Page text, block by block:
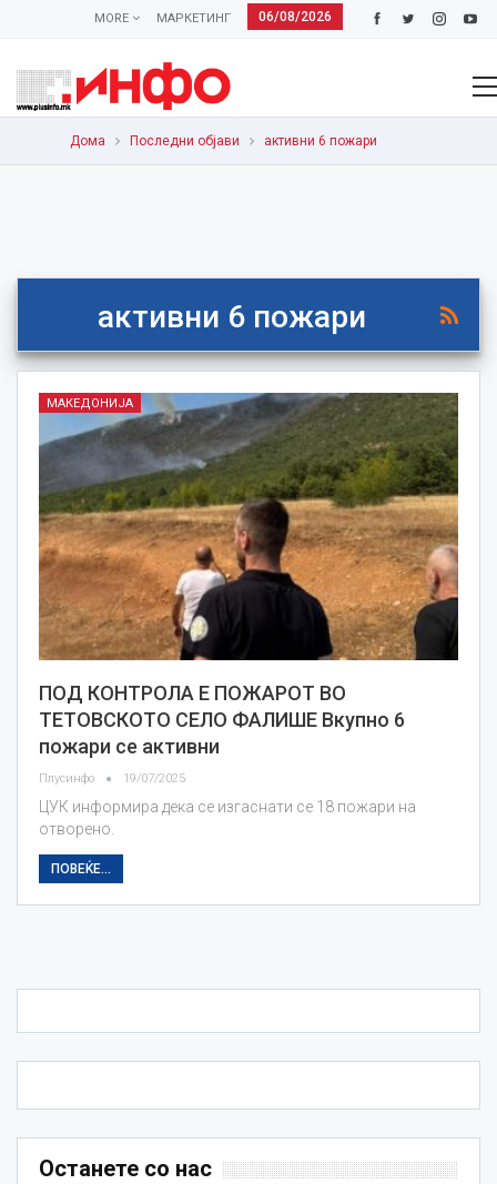
06/08/2026
МАРКЕТИНГ
MORE
Дома Последни објави активни 6 пожари
активни 6 пожари
МАКЕДОНИЈА
ПОД КОНТРОЛА Е ПОЖАРОТ ВО
ТЕТОВСКОТО СЕЛО ФАЛИШЕ Вкупно 6
пожари се активни
Плусинфо 19/07/2025
ЦУК информира дека се изгаснати се 18 пожари на
отворено.
ПОВЕЌЕ...
Останете со нас